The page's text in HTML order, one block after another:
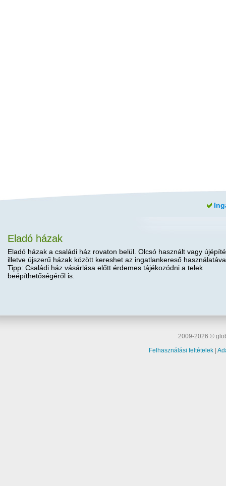
Eladó házak
Eladó házak a családi ház rovaton belül. Olcsó használt vagy
illetve újszerű házak között kereshet az ingatlankereső
Tipp: Családi ház vásárlása előtt érdemes tájékozódni a telek
beépíthetőségéről is.
2009-2026 ©
Felhasználási feltételek